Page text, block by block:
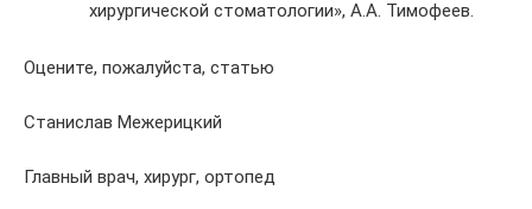
хирургической стоматологии», А.А. Тимофеев.
Оцените, пожалуйста, статью
Станислав Межерицкий
Главный врач, хирург, ортопед